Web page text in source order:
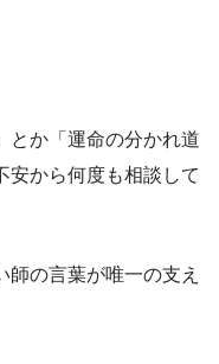
とか「運命の分かれ道
安から何度も相談して
の言葉が唯一の支え